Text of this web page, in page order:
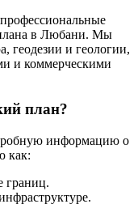
плана в Любани. Мы
геодезии и геологии,
и коммерческими
план?
информацию о
как:
границ.